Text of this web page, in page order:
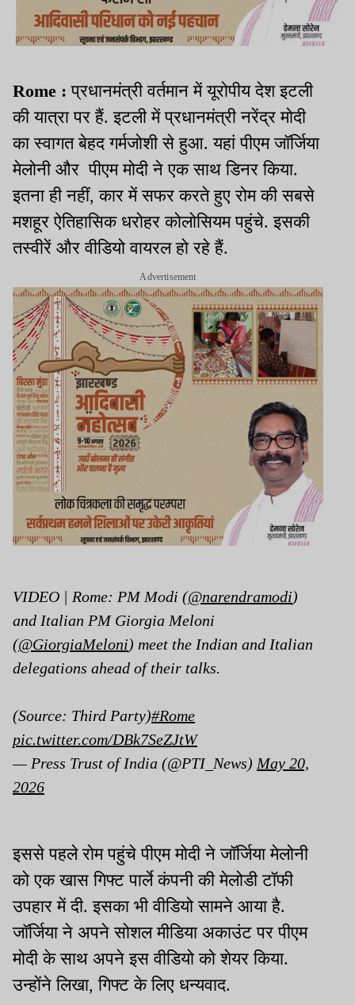
Rome : प्रधानमंत्री वर्तमान में यूरोपीय देश इटली
की यात्रा पर हैं. इटली में प्रधानमंत्री नरेंद्र मोदी
का स्वागत बेहद गर्मजोशी से हुआ. यहां पीएम जॉर्जिया
मेलोनी और पीएम मोदी ने एक साथ डिनर किया.
इतना ही नहीं, कार में सफर करते हुए रोम की सबसे
मशहूर ऐतिहासिक धरोहर कोलोसियम पहुंचे. इसकी
तस्वीरें और वीडियो वायरल हो रहे हैं.
Advertisement
VIDEO | Rome: PM Modi (@narendramodi)
and Italian PM Giorgia Meloni
(@GiorgiaMeloni) meet the Indian and Italian
delegations ahead of their talks.
(Source: Third Party)#Rome
pic.twitter.com/DBk7SeZJtW
— Press Trust of India (@PTI_News) May 20,
2026
इससे पहले रोम पहुंचे पीएम मोदी ने जॉर्जिया मेलोनी
को एक खास गिफ्ट पार्ले कंपनी की मेलोडी टॉफी
उपहार में दी. इसका भी वीडियो सामने आया है.
जॉर्जिया ने अपने सोशल मीडिया अकाउंट पर पीएम
मोदी के साथ अपने इस वीडियो को शेयर किया.
उन्होंने लिखा, गिफ्ट के लिए धन्यवाद.